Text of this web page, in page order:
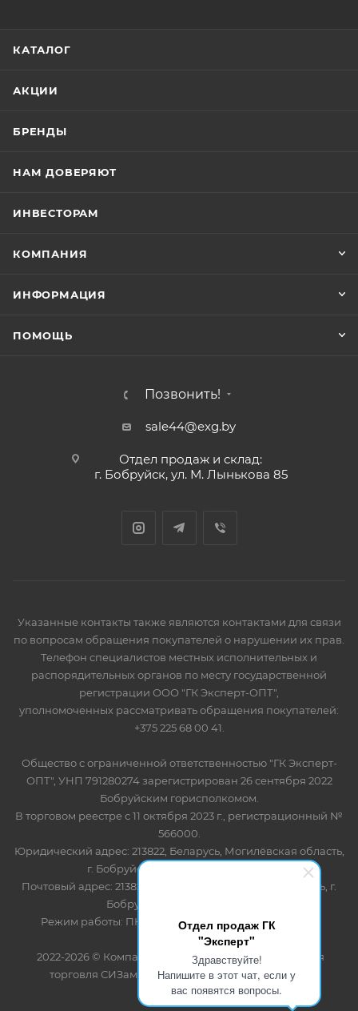
Отдел продаж ГК
"Эксперт"
Здравствуйте!
Напишите в этот чат, если у
вас появятся вопросы.
КАТАЛОГ
АКЦИИ
БРЕНДЫ
НАМ ДОВЕРЯЮТ
ИНВЕСТОРАМ
КОМПАНИЯ
ИНФОРМАЦИЯ
ПОМОЩЬ
Позвонить!
sale44@exg.by
Отдел продаж и склад:
г. Бобруйск, ул. М. Лынькова 85
Указанные контакты также являются контактами для связи
по вопросам обращения покупателей о нарушении их прав.
Телефон специалистов местных исполнительных и
распорядительных органов по месту государственной
регистрации ООО "ГК Эксперт-ОПТ",
уполномоченных рассматривать обращения покупателей:
+375 225 68 00 41.
Общество с ограниченной ответственностью "ГК Эксперт-
ОПТ", УНП 791280274 зарегистрирован 26 сентября 2022
Бобруйским горисполкомом.
В торговом реестре с 11 октября 2023 г., регистрационный №
566000.
Юридический адрес: 213822, Беларусь, Могилёвская область,
г. Бобруйск, ул. Лынькова 85 пом 7
Почтовый адрес: 213822, Беларусь, Могилёвская область, г.
Бобруйск, ул. Лынькова, 85
Режим работы: ПН-ПТ 8.30-17.00, СБ-ВС - выходной
2022-2026 © Компания "Эксперт" - оптово-розничная
торговля СИЗами и одноразовыми расходными
материалами